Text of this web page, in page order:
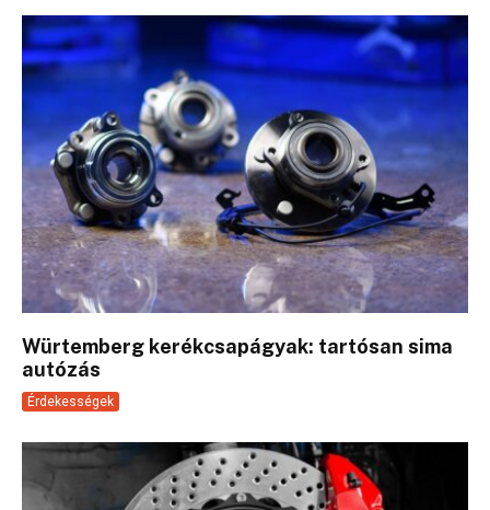
Würtemberg kerékcsapágyak: tartósan sima
autózás
Érdekességek